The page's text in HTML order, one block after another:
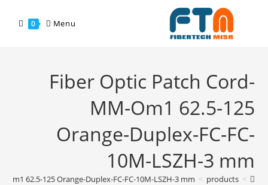
0 Menu
Fiber Optic Patch Cord-
MM-Om1 62.5-125
Orange-Duplex-FC-FC-
10M-LSZH-3 mm
>
products
>
62.5-125 Orange-Duplex-FC-FC-10M-LSZH-3 mm